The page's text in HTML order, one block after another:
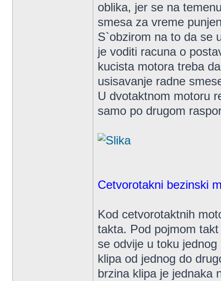
oblika, jer se na
smesa za vreme
S`obzirom na to da se
je voditi racuna o
kucista motora treba
usisavanje radne
U dvotaktnom motoru
samo po drugom
Cetvorotakni bezinski
Kod cetvorotaktnih
takta. Pod pojmom
se odvije u toku
klipa od jednog do
brzina klipa je jednaka